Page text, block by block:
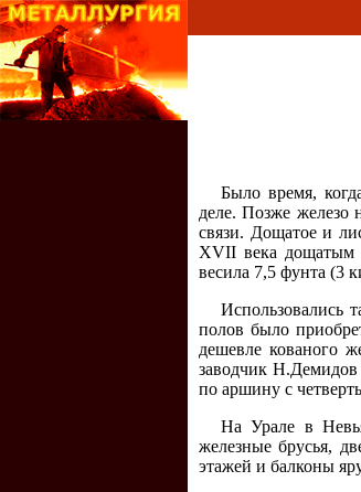
Было время,
деле. Позже железо
связи. Дощатое и
XVII века дощатым
весила 7,5 фунта (3
Использовались
полов было
дешевле кованого
заводчик
по аршину с
На Урале в
железные брусья,
этажей и балконы